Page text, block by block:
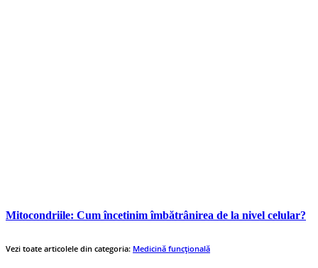
Mitocondriile: Cum încetinim îmbătrânirea de la nivel celular?
Vezi toate articolele din categoria: Medicină funcțională